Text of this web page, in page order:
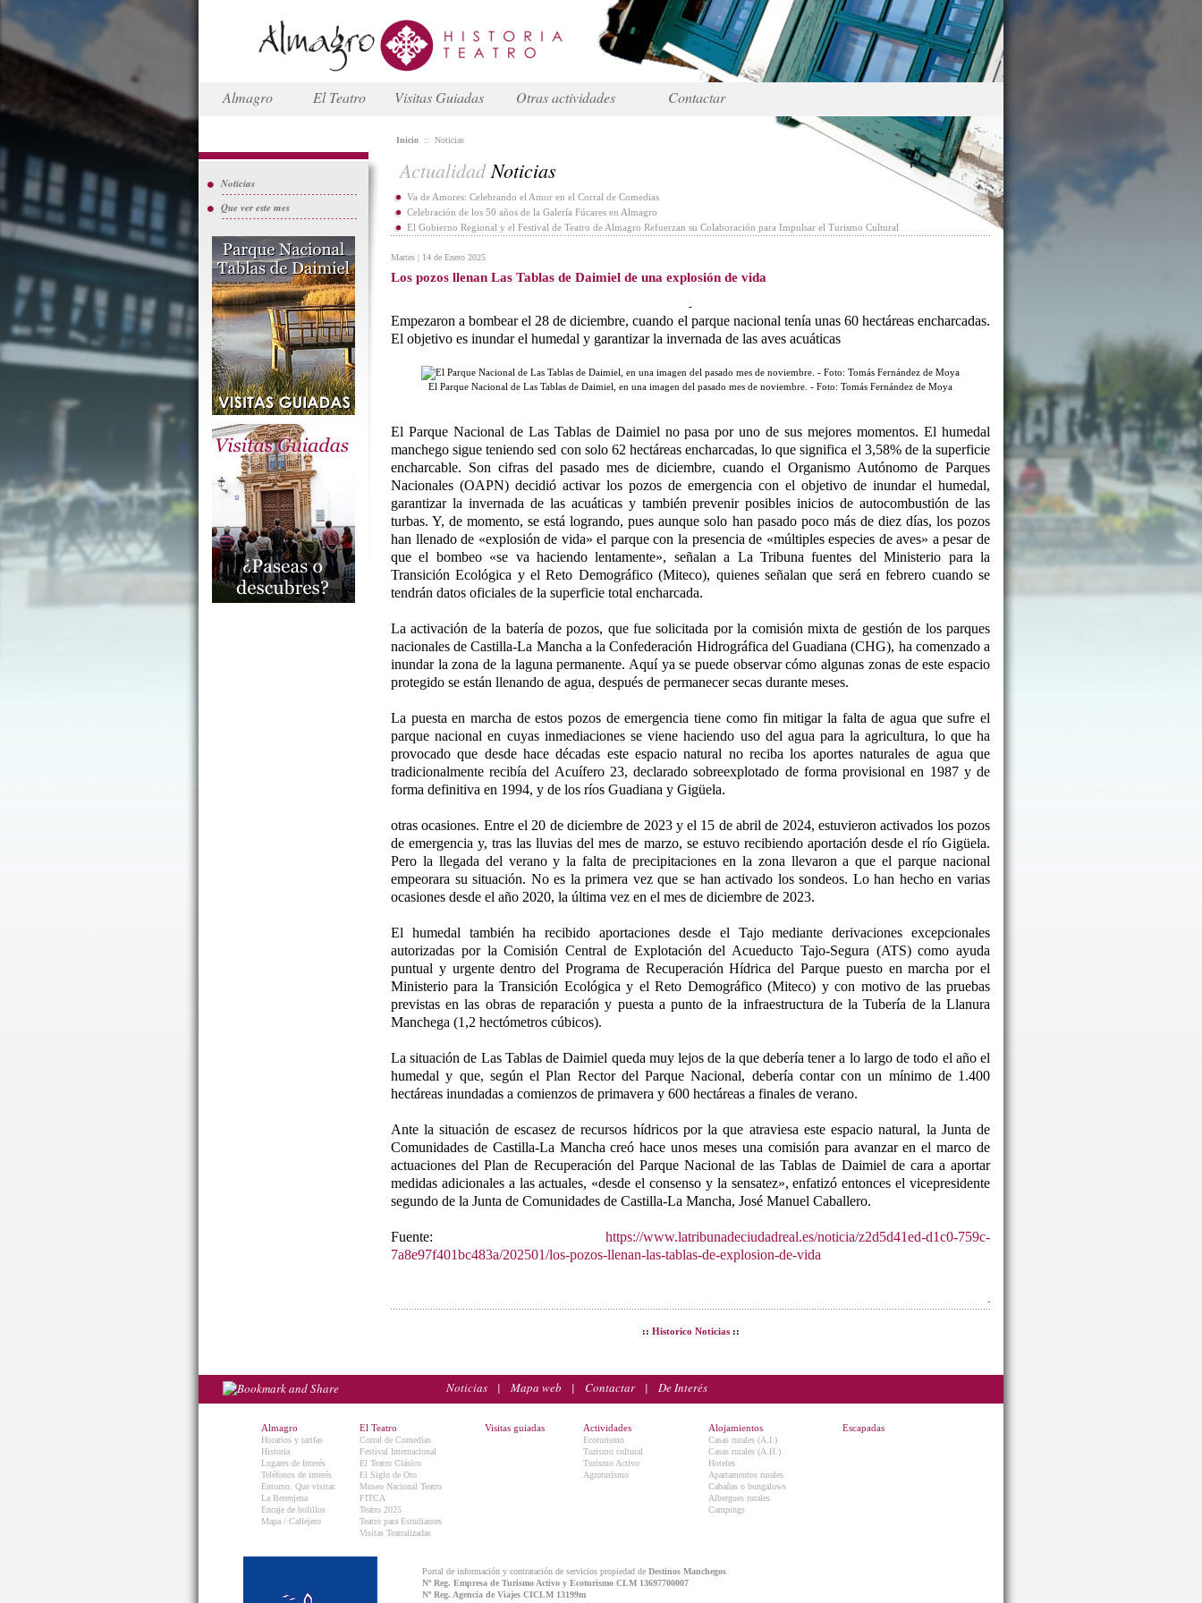
Almagro El Teatro Visitas Guiadas Otras actividades Contactar
Noticias
Que ver este mes
Inicio :: Noticias
ActualidadNoticias
Va de Amores: Celebrando el Amor en el Corral de Comedias
Celebración de los 50 años de la Galería Fúcares en Almagro
El Gobierno Regional y el Festival de Teatro de Almagro Refuerzan su Colaboración para Impulsar el Turismo Cultural
Martes | 14 de Enero 2025
Los pozos llenan Las Tablas de Daimiel de una explosión de vida
-
Empezaron a bombear el 28 de diciembre, cuando el parque nacional tenía unas 60 hectáreas encharcadas.
El objetivo es inundar el humedal y garantizar la invernada de las aves acuáticas
El Parque Nacional de Las Tablas de Daimiel, en una imagen del pasado mes de noviembre. - Foto: Tomás Fernández de Moya
El Parque Nacional de Las Tablas de Daimiel no pasa por uno de sus mejores momentos. El humedal
manchego sigue teniendo sed con solo 62 hectáreas encharcadas, lo que significa el 3,58% de la superficie
encharcable. Son cifras del pasado mes de diciembre, cuando el Organismo Autónomo de Parques
Nacionales (OAPN) decidió activar los pozos de emergencia con el objetivo de inundar el humedal,
garantizar la invernada de las acuáticas y también prevenir posibles inicios de autocombustión de las
turbas. Y, de momento, se está logrando, pues aunque solo han pasado poco más de diez días, los pozos
han llenado de «explosión de vida» el parque con la presencia de «múltiples especies de aves» a pesar de
que el bombeo «se va haciendo lentamente», señalan a La Tribuna fuentes del Ministerio para la
Transición Ecológica y el Reto Demográfico (Miteco), quienes señalan que será en febrero cuando se
tendrán datos oficiales de la superficie total encharcada.
La activación de la batería de pozos, que fue solicitada por la comisión mixta de gestión de los parques
nacionales de Castilla-La Mancha a la Confederación Hidrográfica del Guadiana (CHG), ha comenzado a
inundar la zona de la laguna permanente. Aquí ya se puede observar cómo algunas zonas de este espacio
protegido se están llenando de agua, después de permanecer secas durante meses.
La puesta en marcha de estos pozos de emergencia tiene como fin mitigar la falta de agua que sufre el
parque nacional en cuyas inmediaciones se viene haciendo uso del agua para la agricultura, lo que ha
provocado que desde hace décadas este espacio natural no reciba los aportes naturales de agua que
tradicionalmente recibía del Acuífero 23, declarado sobreexplotado de forma provisional en 1987 y de
forma definitiva en 1994, y de los ríos Guadiana y Gigüela.
otras ocasiones. Entre el 20 de diciembre de 2023 y el 15 de abril de 2024, estuvieron activados los pozos
de emergencia y, tras las lluvias del mes de marzo, se estuvo recibiendo aportación desde el río Gigüela.
Pero la llegada del verano y la falta de precipitaciones en la zona llevaron a que el parque nacional
empeorara su situación. No es la primera vez que se han activado los sondeos. Lo han hecho en varias
ocasiones desde el año 2020, la última vez en el mes de diciembre de 2023.
El humedal también ha recibido aportaciones desde el Tajo mediante derivaciones excepcionales
autorizadas por la Comisión Central de Explotación del Acueducto Tajo-Segura (ATS) como ayuda
puntual y urgente dentro del Programa de Recuperación Hídrica del Parque puesto en marcha por el
Ministerio para la Transición Ecológica y el Reto Demográfico (Miteco) y con motivo de las pruebas
previstas en las obras de reparación y puesta a punto de la infraestructura de la Tubería de la Llanura
Manchega (1,2 hectómetros cúbicos).
La situación de Las Tablas de Daimiel queda muy lejos de la que debería tener a lo largo de todo el año el
humedal y que, según el Plan Rector del Parque Nacional, debería contar con un mínimo de 1.400
hectáreas inundadas a comienzos de primavera y 600 hectáreas a finales de verano.
Ante la situación de escasez de recursos hídricos por la que atraviesa este espacio natural, la Junta de
Comunidades de Castilla-La Mancha creó hace unos meses una comisión para avanzar en el marco de
actuaciones del Plan de Recuperación del Parque Nacional de las Tablas de Daimiel de cara a aportar
medidas adicionales a las actuales, «desde el consenso y la sensatez», enfatizó entonces el vicepresidente
segundo de la Junta de Comunidades de Castilla-La Mancha, José Manuel Caballero.
Fuente: https://www.latribunadeciudadreal.es/noticia/z2d5d41ed-d1c0-759c-
7a8e97f401bc483a/202501/los-pozos-llenan-las-tablas-de-explosion-de-vida
-
:: Historico Noticias::
Noticias | Mapa web | Contactar| De Interés
Almagro
Horarios y tarifas
Historia
Lugares de Interés
Teléfonos de interés
Entorno. Que visitar.
La Berenjena
Encaje de bolillos
Mapa / Callejero
El Teatro
Corral de Comedias
Festival Internacional
El Teatro Clásico
El Siglo de Oro
Museo Nacional Teatro
FITCA
Teatro 2025
Teatro para Estudiantes
Visitas Teatralizadas
Visitas guiadas Actividades
Ecoturismo
Turismo cultural
Turismo Activo
Agroturismo
Alojamientos
Casas rurales (A.I.)
Casas rurales (A.H.)
Hoteles
Apartamentos rurales
Cabañas o bungalows
Albergues rurales
Campings
Escapadas
Portal de información y contratación de servicios propiedad de Destinos Manchegos
Nº Reg. Empresa de Turismo Activo y Ecoturismo CLM 13697700007
Nº Reg. Agencia de Viajes CICLM 13199m